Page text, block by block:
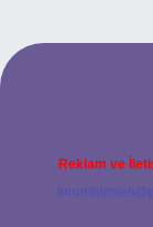
Reklam ve